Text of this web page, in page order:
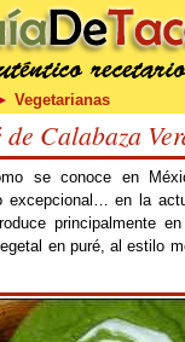
Vegetarianas
de Calabaza
se conoce en
excepcional… en la
principalmente
en puré, al estilo